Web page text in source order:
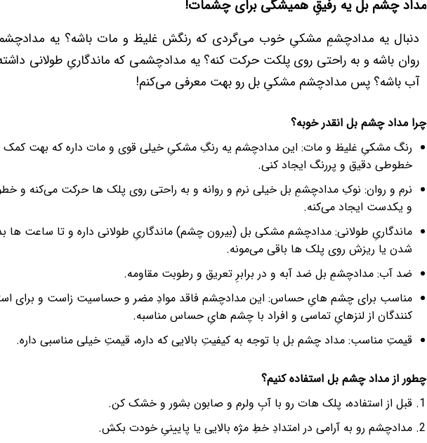
مداد چشم بل یه رفیقِ همیشگی برای چشمات!
دنبال یه مدادچشمِ مشکیِ خوب می‌گردی که رنگش غلیظ و مات باشه؟ یه
روان باشه و به راحتی روی پلکت حرکت کنه؟ یه مدادچشمی که ماندگاریِ طولانی
آب باشه؟ پس مدادچشم مشکیِ بل رو بهت معرفی می‌کنم!
چرا مداد چشم بل انقدر خوبه؟
رنگ مشکیِ غلیظ و مات: این مدادچشم یه رنگِ مشکیِ خیلی قوی و مات داره که بهت کمک
خطوطی دقیق و پررنگ ایجاد کنی.
نرم و روان: نوکِ مدادچشمِ بل خیلی نرم و روانه و به راحتی روی پلک ها حرکت می‌کنه و
و یکدست ایجاد می‌کنه.
ماندگاریِ طولانی: مدادچشم مشکی بل (بیرون چشم) ماندگاریِ طولانی داره و تا ساعت
شدن یا ریزش روی پلک ها باقی می‌مونه.
ضد آب: مدادچشمِ بل ضد آبه و در برابرِ تعریق و رطوبت مقاومه.
مناسب برای چشم هایِ حساس: این مدادچشم فاقد موادِ مضر و حساسیت زاست و برای
کنندگان از لنزهایِ تماسی و افراد با چشم هایِ حساس مناسبه.
قیمتِ مناسب: مداد چشم بل با توجه به کیفیتِ بالایی که داره، قیمتِ خیلی مناسبی داره.
چطور از مداد چشم بل استفاده کنیم؟
قبل از استفاده، پلک هات رو با آبِ ولرم و صابون بشور و خشک کن.
مدادچشم رو به آرامی در امتدادِ خطِ مژه بالایی یا پایینیِ خودت بکش.